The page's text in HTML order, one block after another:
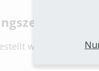
werden, da die